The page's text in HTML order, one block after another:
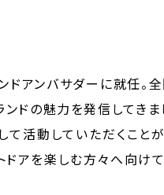
アンバサダーに就任。
ンドの魅力を発信してき
活動していただくこと
ドアを楽しむ方々へ向け